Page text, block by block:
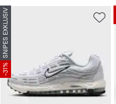
SNIPES EXKLUSIV
-31%